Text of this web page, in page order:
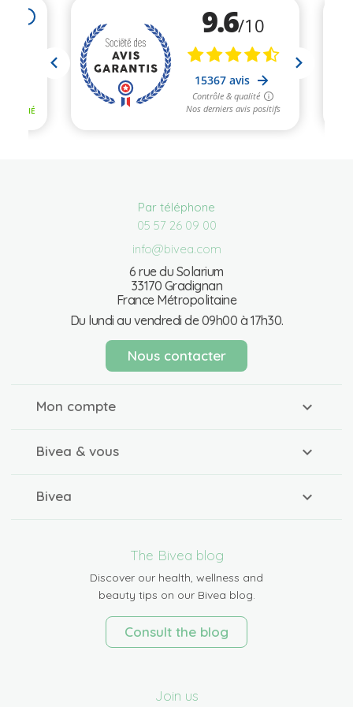
Par téléphone
05 57 26 09 00
info@bivea.com
6 rue du Solarium
33170 Gradignan
France Métropolitaine
Du lundi au vendredi de 09h00 à 17h30.
Nous contacter
Mon compte
Bivea & vous
Bivea
The Bivea blog
Discover our health, wellness and
beauty tips on our Bivea blog.
Consult the blog
Join us